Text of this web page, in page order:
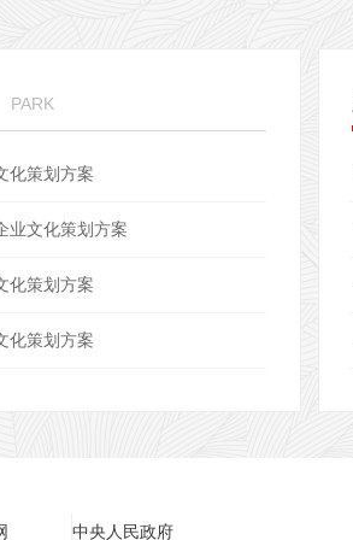
PARK
化策划方案
业文化策划方案
化策划方案
化策划方案
中央人民政府